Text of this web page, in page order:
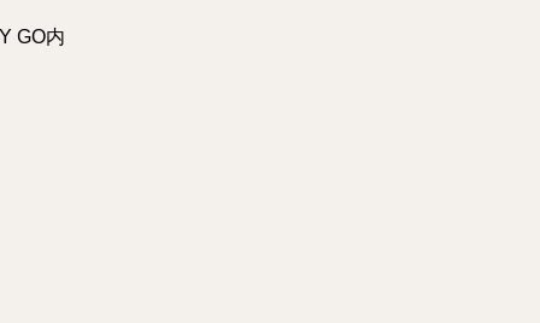
GO内